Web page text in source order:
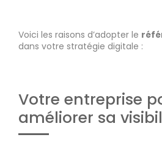
Voici les raisons d’adopter le
dans votre stratégie digitale :
Votre entreprise
améliorer sa